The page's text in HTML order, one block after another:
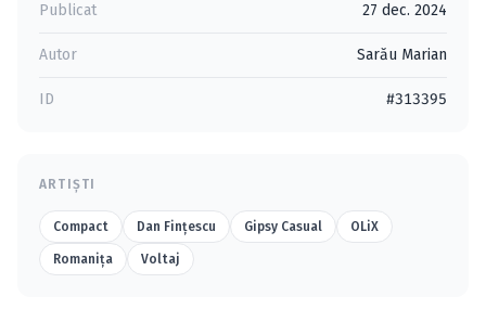
Publicat 27 dec. 2024
Autor Sarău Marian
ID #313395
ARTIȘTI
Compact Dan Finţescu Gipsy Casual OLiX
Romanița Voltaj